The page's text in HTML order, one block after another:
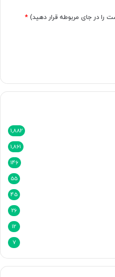
در جای مربوطه قرار دهید) *
1,882
1,861
146
55
45
26
12
7